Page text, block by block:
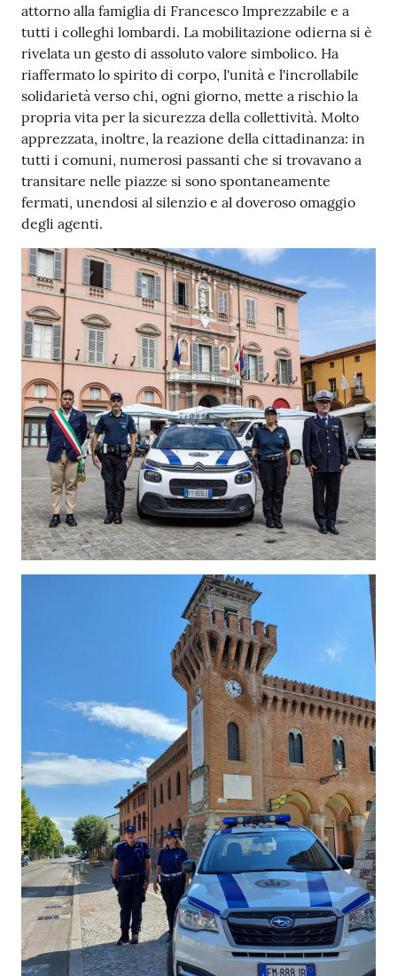
attorno alla famiglia di Francesco Imprezzabile e a
tutti i colleghi lombardi. La mobilitazione odierna si è
rivelata un gesto di assoluto valore simbolico. Ha
riaffermato lo spirito di corpo, l'unità e l'incrollabile
solidarietà verso chi, ogni giorno, mette a rischio la
propria vita per la sicurezza della collettività. Molto
apprezzata, inoltre, la reazione della cittadinanza: in
tutti i comuni, numerosi passanti che si trovavano a
transitare nelle piazze si sono spontaneamente
fermati, unendosi al silenzio e al doveroso omaggio
degli agenti.